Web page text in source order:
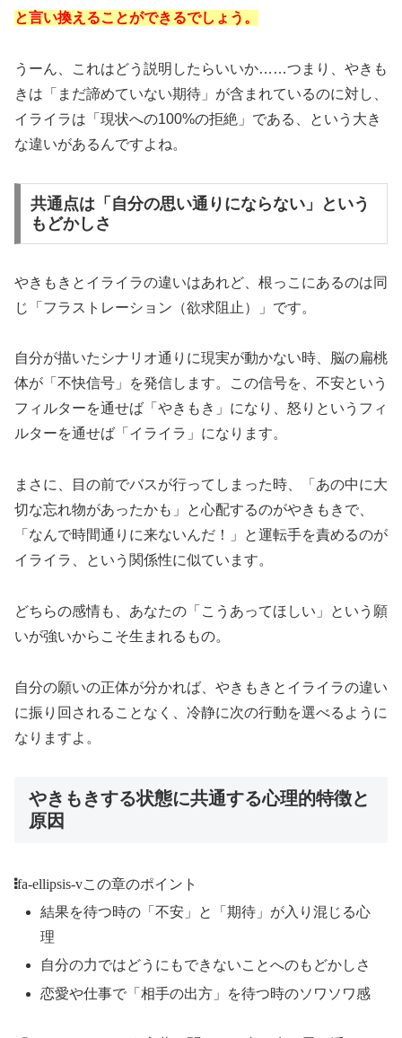
と言い換えることができるでしょう。
うーん、これはどう説明したらいいか……つまり、やきも
きは「まだ諦めていない期待」が含まれているのに対し、
イライラは「現状への100%の拒絶」である、という大き
な違いがあるんですよね。
共通点は「自分の思い通りにならない」という
もどかしさ
やきもきとイライラの違いはあれど、根っこにあるのは同
じ「フラストレーション（欲求阻止）」です。
自分が描いたシナリオ通りに現実が動かない時、脳の扁桃
体が「不快信号」を発信します。この信号を、不安という
フィルターを通せば「やきもき」になり、怒りというフィ
ルターを通せば「イライラ」になります。
まさに、目の前でバスが行ってしまった時、「あの中に大
切な忘れ物があったかも」と心配するのがやきもきで、
「なんで時間通りに来ないんだ！」と運転手を責めるのが
イライラ、という関係性に似ています。
どちらの感情も、あなたの「こうあってほしい」という願
いが強いからこそ生まれるもの。
自分の願いの正体が分かれば、やきもきとイライラの違い
に振り回されることなく、冷静に次の行動を選べるように
なりますよ。
やきもきする状態に共通する心理的特徴と
原因
fa-ellipsis-vこの章のポイント
結果を待つ時の「不安」と「期待」が入り混じる心
理
自分の力ではどうにもできないことへのもどかしさ
恋愛や仕事で「相手の出方」を待つ時のソワソワ感